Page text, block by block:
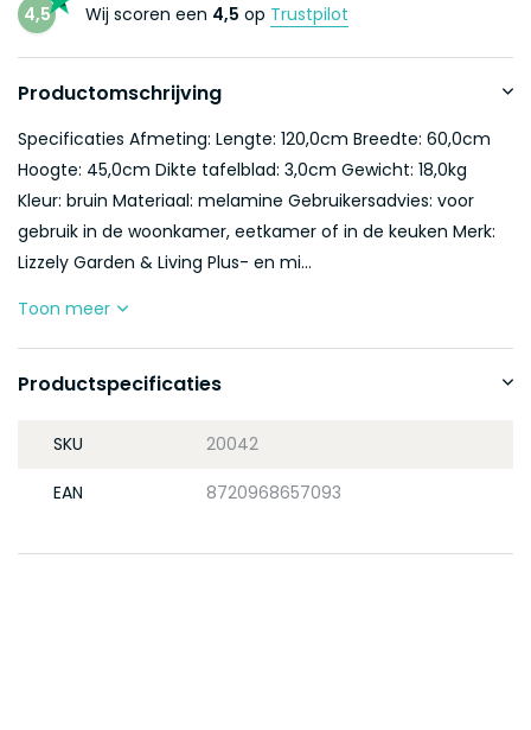
4,5 Wij scoren een 4,5 op Trustpilot
Productomschrijving
Specificaties Afmeting: Lengte: 120,0cm Breedte: 60,0cm
Hoogte: 45,0cm Dikte tafelblad: 3,0cm Gewicht: 18,0kg
Kleur: bruin Materiaal: melamine Gebruikersadvies: voor
gebruik in de woonkamer, eetkamer of in de keuken Merk:
Lizzely Garden & Living Plus- en mi...
Toon meer
Productspecificaties
SKU 20042
EAN 8720968657093